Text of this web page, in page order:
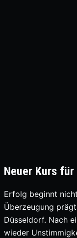
Neuer Kurs
Erfolg beginnt
Überzeugung
Düsseldorf. Nach
wieder